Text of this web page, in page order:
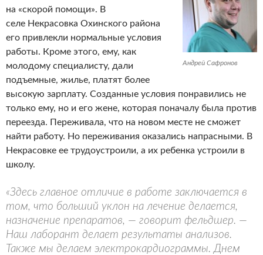
Андрей Сафронов
на «cкорой помощи». В
селе Некрасовка Охинского района
его привлекли нормальные условия
работы. Кроме этого, ему, как
молодому специалисту, дали
подъемные, жилье, платят более
высокую зарплату. Созданные условия понравились не
только ему, но и его жене, которая поначалу была против
переезда. Переживала, что на новом месте не сможет
найти работу. Но переживания оказались напрасными. В
Некрасовке ее трудоустроили, а их ребенка устроили в
школу.
«Здесь главное отличие в работе заключается в
том, что больший уклон на лечение делается,
назначение препаратов, — говорит фельдшер. —
Наш лаборант делает результаты анализов.
Также мы делаем электрокардиограммы. Днем